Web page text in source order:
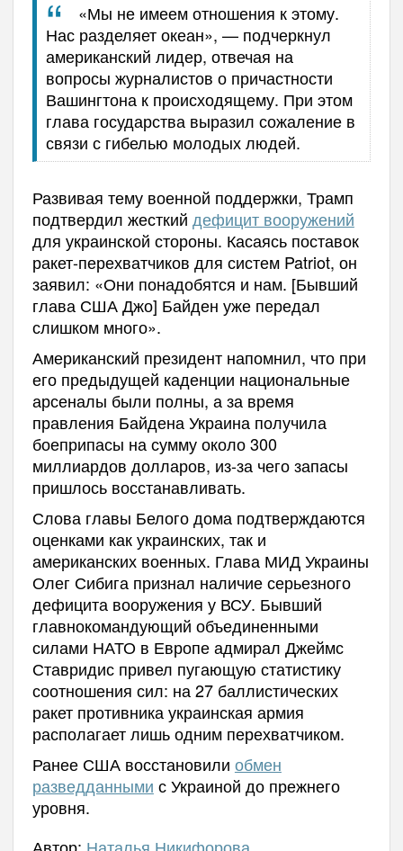
«Мы не имеем отношения к этому.
Нас разделяет океан», — подчеркнул
американский лидер, отвечая на
вопросы журналистов о причастности
Вашингтона к происходящему. При этом
глава государства выразил сожаление в
связи с гибелью молодых людей.
Развивая тему военной поддержки, Трамп
подтвердил жесткий дефицит вооружений
для украинской стороны. Касаясь поставок
ракет-перехватчиков для систем Patriot, он
заявил: «Они понадобятся и нам. [Бывший
глава США Джо] Байден уже передал
слишком много».
Американский президент напомнил, что при
его предыдущей каденции национальные
арсеналы были полны, а за время
правления Байдена Украина получила
боеприпасы на сумму около 300
миллиардов долларов, из-за чего запасы
пришлось восстанавливать.
Слова главы Белого дома подтверждаются
оценками как украинских, так и
американских военных. Глава МИД Украины
Олег Сибига признал наличие серьезного
дефицита вооружения у ВСУ. Бывший
главнокомандующий объединенными
силами НАТО в Европе адмирал Джеймс
Ставридис привел пугающую статистику
соотношения сил: на 27 баллистических
ракет противника украинская армия
располагает лишь одним перехватчиком.
Ранее США восстановили обмен
разведданными с Украиной до прежнего
уровня.